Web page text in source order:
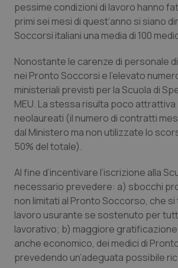
Umbria
Valle D’Aosta
Veneto
Oftalmologia
Oncodermatologia
Oncoematologia
Oncologia & Nutrizione
Psoriasi & pelle
Quotidiano Chirurgia
Quotidiano Oncologia
Quotidiano Pediatria
pessime condizioni di lavoro hanno
primi sei mesi di quest’anno si siano
Soccorsi italiani una media di 100
Nonostante le carenze di personale
nei Pronto Soccorsi e l’elevato
ministeriali previsti per la Scuola di
MEU. La stessa risulta poco attrattiva
neolaureati (il numero di contratti
dal Ministero ma non utilizzate lo
50% del totale).
Al fine d’incentivare l’iscrizione alla
necessario prevedere: a) sbocchi
non limitati al Pronto Soccorso, che
lavoro usurante se sostenuto per
lavorativo; b) maggiore
anche economico, dei medici di
prevedendo un’adeguata possibile